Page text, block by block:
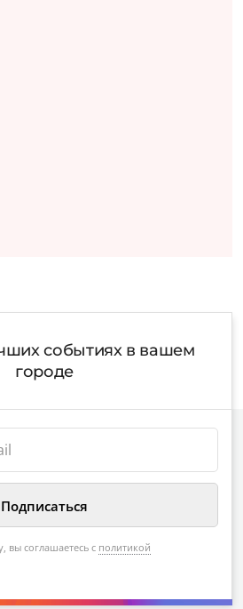
событиях в вашем
городе
вы соглашаетесь с политикой